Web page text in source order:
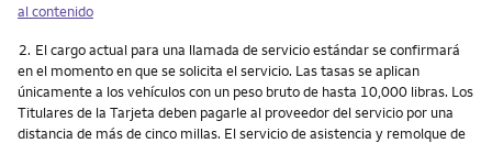
al contenido
Nota
2. El cargo actual para una llamada de servicio estándar se confirmará
en el momento en que se solicita el servicio. Las tasas se aplican
únicamente a los vehículos con un peso bruto de hasta 10,000 libras. Los
Titulares de la Tarjeta deben pagarle al proveedor del servicio por una
distancia de más de cinco millas. El servicio de asistencia y remolque de